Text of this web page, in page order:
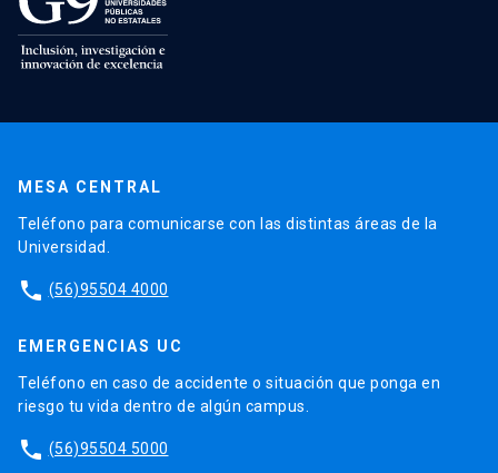
MESA CENTRAL
Teléfono para comunicarse con las distintas áreas de la
Universidad.
phone (56)95504 4000
EMERGENCIAS UC
Teléfono en caso de accidente o situación que ponga en
riesgo tu vida dentro de algún campus.
phone (56)95504 5000